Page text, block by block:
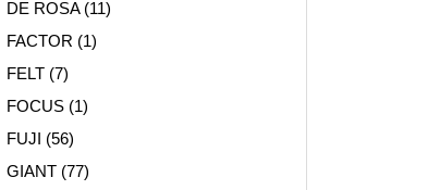
DE ROSA(11)
FACTOR (1)
FELT (7)
FOCUS (1)
FUJI (56)
GIANT (77)